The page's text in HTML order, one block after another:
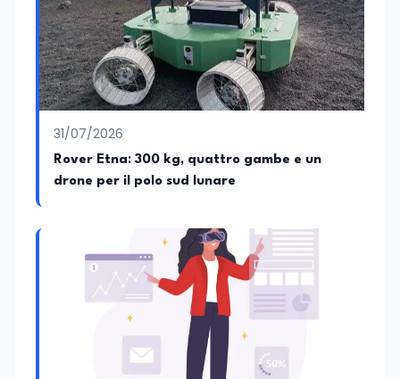
affianca una grande passione per la
lettura e per il giornalismo, che ne
arricchiscono il profilo umano e
culturale. Spazia con disinvoltura tra
diverse tematiche, offrendo sempre il
proprio punto di vista con equilibrio,
sensibilità e spirito critico.
31/07/2026
Rover Etna: 300 kg, quattro gambe e un
drone per il polo sud lunare